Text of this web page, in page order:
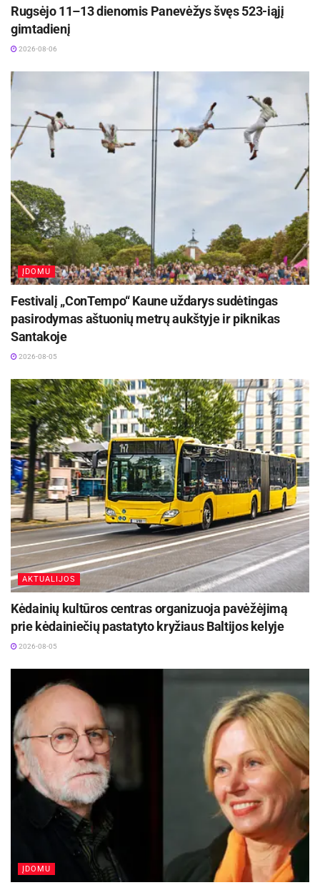
Rugsėjo 11–13 dienomis Panevėžys švęs 523-iąjį
gimtadienį
2026-08-06
ĮDOMU
Festivalį „ConTempo“ Kaune uždarys sudėtingas
pasirodymas aštuonių metrų aukštyje ir piknikas
Santakoje
2026-08-05
AKTUALIJOS
Kėdainių kultūros centras organizuoja pavėžėjimą
prie kėdainiečių pastatyto kryžiaus Baltijos kelyje
2026-08-05
ĮDOMU